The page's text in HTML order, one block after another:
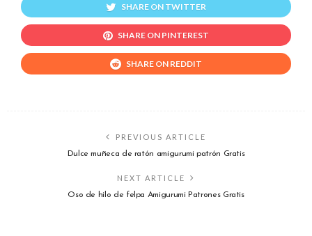
SHARE ON TWITTER
SHARE ON PINTEREST
SHARE ON REDDIT
PREVIOUS ARTICLE
Dulce muñeca de ratón amigurumi patrón Gratis
NEXT ARTICLE
Oso de hilo de felpa Amigurumi Patrones Gratis